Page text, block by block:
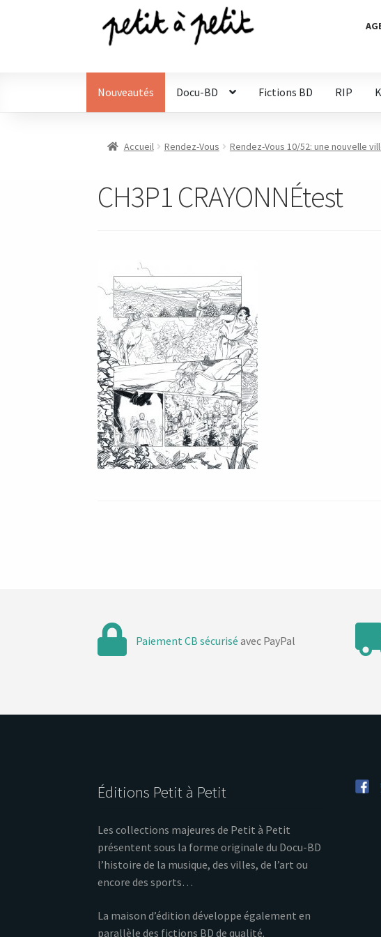
Aller
navigation
Aller
Nouveautés Docu-BD Fictions BD RIP
Accueil Rendez-Vous Rendez-Vous 10/52: une nouvelle
CH3P1 CRAYONNÉtest
Paiement CB sécurisé avec PayPal
Éditions Petit à Petit
Les collections majeures de Petit à Petit
présentent sous la forme originale du Docu-BD
l’histoire de la musique, des villes, de l’art ou
encore des sports…
La maison d’édition développe également en
parallèle des fictions BD de qualité.